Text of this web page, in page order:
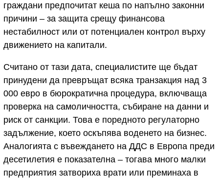
граждани предпочитат кеша по напълно законни
причини – за защита срещу финансова
нестабилност или от потенциален контрол върху
движението на капитали.
Считано от тази дата, специалистите ще бъдат
принудени да превръщат всяка транзакция над 3
000 евро в бюрократична процедура, включваща
проверка на самоличността, събиране на данни и
риск от санкции. Това е поредното регулаторно
задължение, което оскъпява воденето на бизнес.
Аналогията с въвеждането на ДДС в Европа преди
десетилетия е показателна – тогава много малки
предприятия затвориха врати или преминаха в